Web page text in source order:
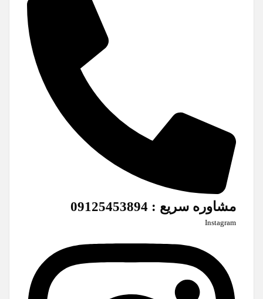
مشاوره سریع : 09125453894
Instagram